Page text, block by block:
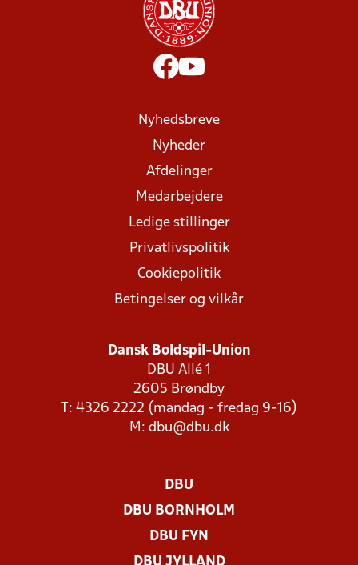
Nyhedsbreve
Nyheder
Afdelinger
Medarbejdere
Ledige stillinger
Privatlivspolitik
Cookiepolitik
Betingelser og vilkår
Dansk Boldspil-Union
DBU Allé 1
2605 Brøndby
T: 4326 2222 (mandag - fredag 9-16)
M: dbu@dbu.dk
DBU
DBU BORNHOLM
DBU FYN